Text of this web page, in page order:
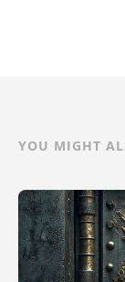
YOU MIGHT